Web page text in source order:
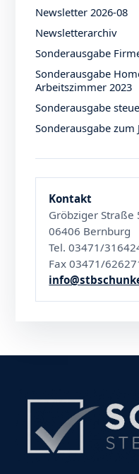
Newsletter 2026-08
Newsletterarchiv
Sonderausgabe
Sonderausgabe
Arbeitszimmer 2023
Sonderausgabe
Sonderausgabe zum
Kontakt
Gröbziger Straße
06406 Bernburg
Tel. 03471/
Fax 03471/